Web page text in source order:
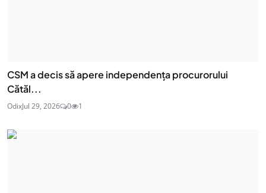
CSM a decis să apere independența procurorului
Cătăl...
OdixJul 29, 2026 0 1